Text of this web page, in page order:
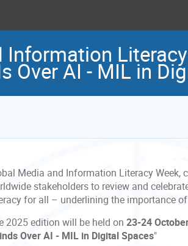
Information
Over AI - MIL in
Media and Information Literacy
stakeholders to review and
for all – underlining the importance
2025 edition will be held on 23-24
Over AI - MIL in Digital Spaces"